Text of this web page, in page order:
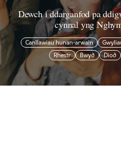
Dewch i ddarganfod pa
cynnal yng
Canllawiau hunan-arwain
Rhestr
Bwyd Diod